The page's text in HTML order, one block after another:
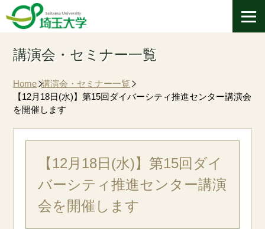
講演会・セミナー一覧
Home 講演会・セミナー一覧
【12月18日(水)】第15回ダイバーシティ推進センター講演会
を開催します
【12月18日(水)】第15回ダイ
バーシティ推進センター講演
会を開催します